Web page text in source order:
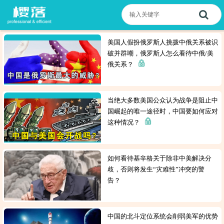
美国人假扮俄罗斯人挑拨中俄关系被识
破并群嘲，俄罗斯人怎么看待中俄/美
俄关系？
当绝大多数美国公众认为战争是阻止中
国崛起的唯一途径时，中国要如何应对
这种情况？
如何看待基辛格关于除非中美解决分
歧，否则将发生“灾难性”冲突的警
告？
中国的北斗定位系统会削弱美军的优势